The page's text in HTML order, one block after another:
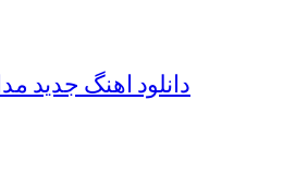
دانلود اهنگ جدید